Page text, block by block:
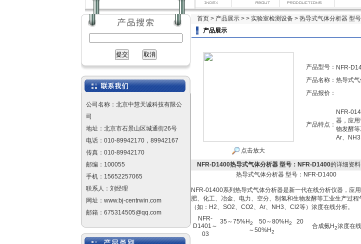
公司名称：北京中慧天诚科技有限公
司
地址：北京市石景山区城通街26号
电话：010-89942170，89942167
传真：010-89942170
邮编：100055
手机：15652257065
联系人：刘经理
网址：www.bj-centrwin.com
邮箱：675314505@qq.com
首页> 产品展示> > 实验室检测设备> 热导式气体分析器 型
产品展示
点击放大
产品型号： NFR-
产品名称： 热导式
产品报价：
产品特点：
NFR-
器，应
物发酵等
Ar、NH3
NFR-D1400热导式气体分析器 型号：NFR-D1400的详细资料
热导式气体分析器 型号：NFR-D1400
NFR-01400系列热导式气体分析器是新一代在线分析仪器，应
肥、化工、冶金、电力、空分、制氢和生物发酵等工业生产过程
（如：H2、SO2、CO2、Ar、NH3、Cl2等）浓度在线分析。
NFR-
D1401～
03
35～75%H2 50～80%H2
20
～50%H2
合成氨H2浓度在